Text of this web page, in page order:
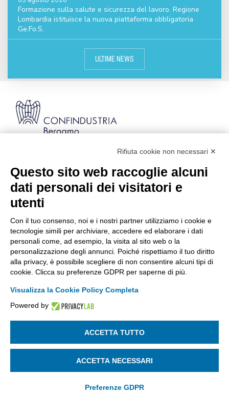
Formazione sulla salute e sicurezza del lavoro. Regione
Lombardia istituisce la nuova piattaforma obbligatoria
Ge.Fo.S.
ULTIME NEWS
Codice Fiscale: 80021750163 | PEC:
info@pec.confindustriabergamo.it
CONFINDUSTRIA BERGAMO
ASSISTENZA & PRIVACY
La riproduzione, anche parziale, di qualsiasi informazione o
SEGUICI SU:
Rifiuta cookie non necessari ✕
Questo sito web raccoglie alcuni
dati personali dei visitatori e
utenti
Con il tuo consenso, noi e i nostri partner utilizziamo i cookie e
tecnologie simili per archiviare, accedere ed elaborare i dati
personali come, ad esempio, la visita al sito web o la
personalizzazione degli annunci. Poiché rispettiamo il tuo diritto
alla privacy, è possibile scegliere di non consentire alcuni tipi di
cookie. Clicca su preferenze GDPR per saperne di più.
Visualizza la Cookie Policy Completa
Powered by
ACCETTA TUTTO
ACCETTA NECESSARI
Preferenze GDPR